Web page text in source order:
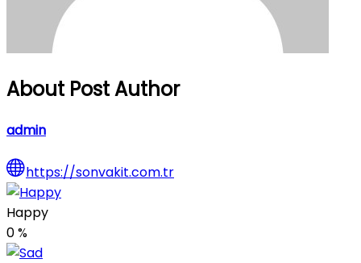
About Post Author
admin
https://sonvakit.com.tr
Happy
0%